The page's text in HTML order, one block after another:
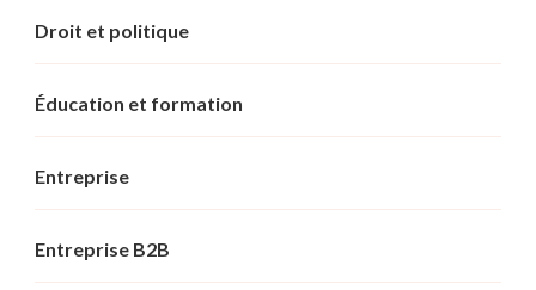
Droit et politique
Éducation et formation
Entreprise
Entreprise B2B